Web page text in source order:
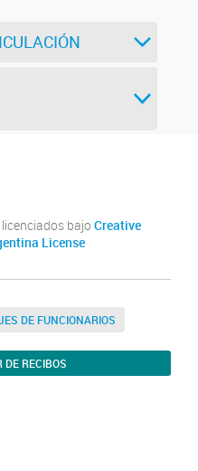
bajo Creative
License
DE FUNCIONARIOS
DE RECIBOS